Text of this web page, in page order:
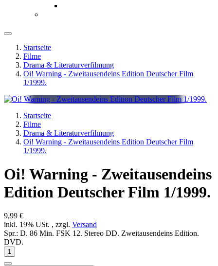
Startseite
Filme
Drama & Literaturverfilmung
Oi! Warning - Zweitausendeins Edition Deutscher Film
1/1999.
Startseite
Filme
Drama & Literaturverfilmung
Oi! Warning - Zweitausendeins Edition Deutscher Film
1/1999.
Oi! Warning - Zweitausendeins
Edition Deutscher Film 1/1999.
9,99 €
inkl. 19% USt. , zzgl. Versand
Spr.: D. 86 Min. FSK 12. Stereo DD. Zweitausendeins Edition.
DVD.